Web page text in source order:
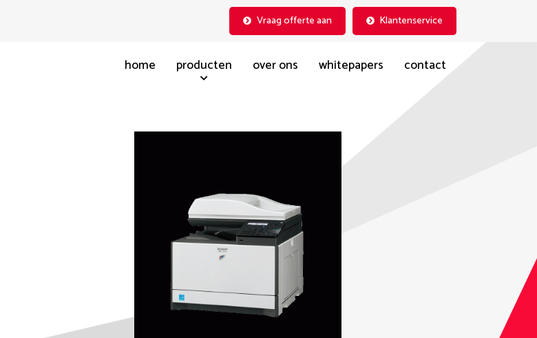
Vraag offerte aan Klantenservice
home producten over ons whitepapers contact